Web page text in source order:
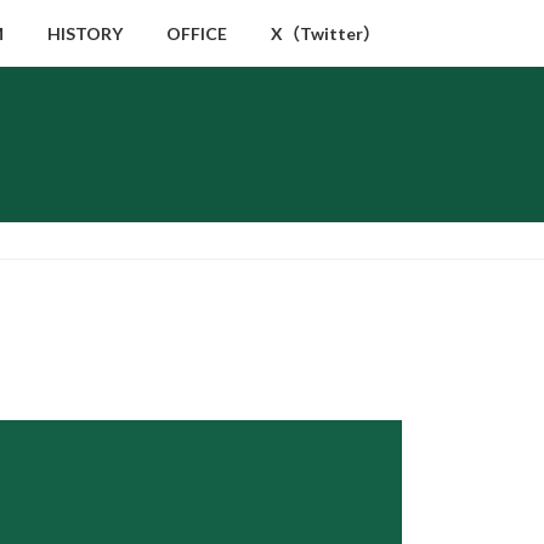
HISTORY OFFICE X（Twitter）